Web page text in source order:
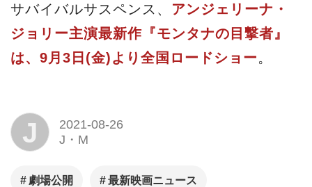
サバイバルサスペンス、
アンジェリーナ・
ジョリー主演最新作『モンタナの目撃者』
は、9月3日(金)より全国ロードショー。
J
2021-08-26
J・M
劇場公開 最新映画ニュース